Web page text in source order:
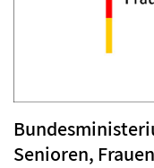
Senioren,